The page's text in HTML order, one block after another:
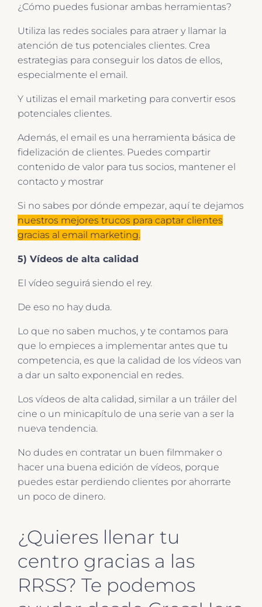
¿Cómo puedes fusionar ambas herramientas?
Utiliza las redes sociales para atraer y llamar la
atención de tus potenciales clientes. Crea
estrategias para conseguir los datos de ellos,
especialmente el email.
Y utilizas el email marketing para convertir esos
potenciales clientes.
Además, el email es una herramienta básica de
fidelización de clientes. Puedes compartir
contenido de valor para tus socios, mantener el
contacto y mostrar
Si no sabes por dónde empezar, aquí te dejamos
nuestros mejores trucos para captar clientes
gracias al email marketing.
5) Vídeos de alta calidad
El vídeo seguirá siendo el rey.
De eso no hay duda.
Lo que no saben muchos, y te contamos para
que lo empieces a implementar antes que tu
competencia, es que la calidad de los vídeos van
a dar un salto exponencial en redes.
Los vídeos de alta calidad, similar a un tráiler del
cine o un minicapítulo de una serie van a ser la
nueva tendencia.
No dudes en contratar un buen filmmaker o
hacer una buena edición de vídeos, porque
puedes estar perdiendo clientes por ahorrarte
un poco de dinero.
¿Quieres llenar tu
centro gracias a las
RRSS? Te podemos